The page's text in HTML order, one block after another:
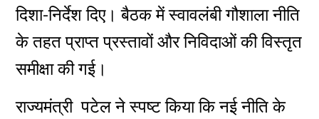
दिशा-निर्देश दिए। बैठक में स्वावलंबी गौशाला नीति
के तहत प्राप्त प्रस्तावों और निविदाओं की विस्तृत
समीक्षा की गई।
राज्यमंत्री पटेल ने स्पष्ट किया कि नई नीति के